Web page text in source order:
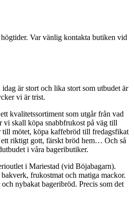
Var vänlig kontakta butiken vid
är stort och lika stort som utbudet är
vi är trist.
kvalitetssortiment som utgår från vad
vi skall köpa snabbfrukost på väg till
mötet, köpa kaffebröd till fredagsfikat
riktigt gott, färskt bröd hem… Och så
i våra bageributiker.
i Mariestad (vid Böjabagarn).
frukostmat och matiga mackor.
nybakat bageribröd. Precis som det